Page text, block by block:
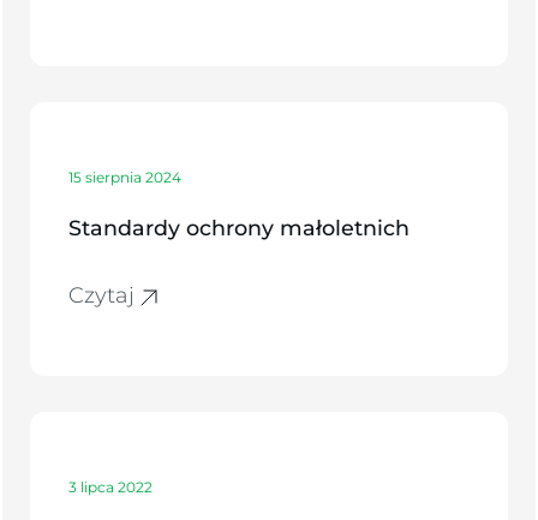
15 sierpnia 2024
Standardy ochrony małoletnich
Czytaj
3 lipca 2022